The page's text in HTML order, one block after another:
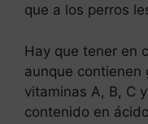
que a los perros
Hay que tener en
aunque
vitaminas A, B, C
contenido en